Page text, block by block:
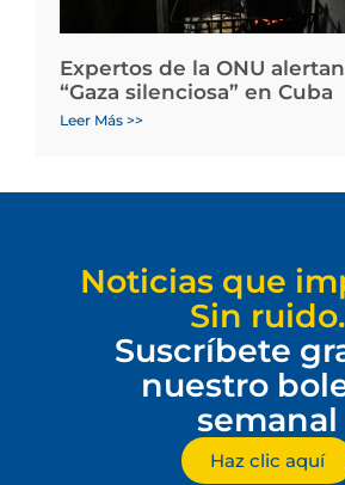
Expertos de la ONU
“Gaza silenciosa” en Cuba
Leer Más >>
Noticias que
Sin ruido.
Suscríbete
nuestro
semanal
Haz clic aquí